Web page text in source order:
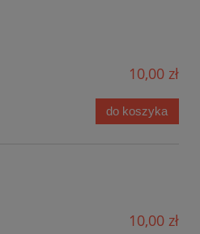
10,00 zł
do koszyka
10,00 zł